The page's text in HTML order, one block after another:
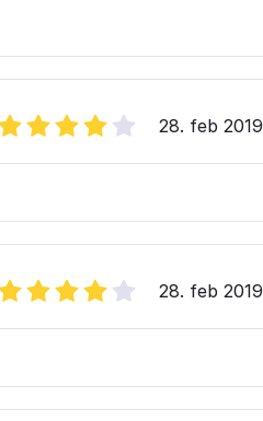
28. feb 2019
28. feb 2019